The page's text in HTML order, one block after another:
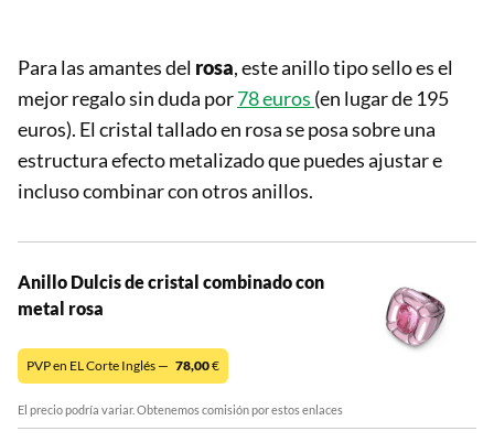
Para las amantes del rosa, este anillo tipo sello es el
mejor regalo sin duda por78 euros (en lugar de 195
euros). El cristal tallado en rosa se posa sobre una
estructura efecto metalizado que puedes ajustar e
incluso combinar con otros anillos.
Anillo Dulcis de cristal combinado con
metal rosa
PVP en EL Corte Inglés — 78,00€
El precio podría variar. Obtenemos comisión por estos enlaces